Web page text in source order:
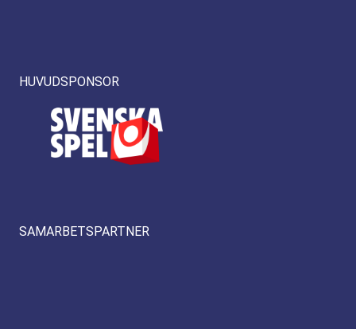
HUVUDSPONSOR
SAMARBETSPARTNER